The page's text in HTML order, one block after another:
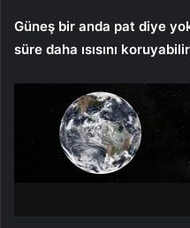
Güneş bir anda pat diye
süre daha ısısını